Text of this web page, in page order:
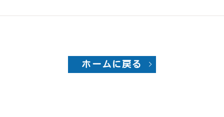
ホームに戻る